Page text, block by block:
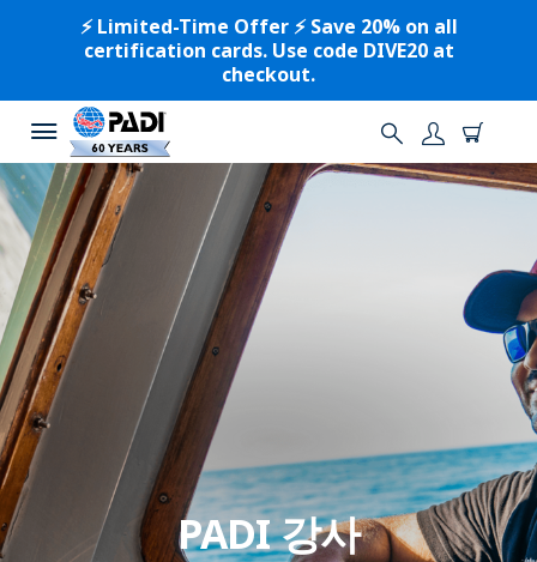
⚡️ Limited-Time Offer ⚡️ Save 20% on all
certification cards. Use code DIVE20 at
checkout.
PADI 강사